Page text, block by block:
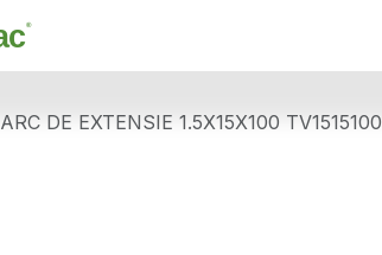
ARC DE EXTENSIE 1.5X15X100 TV1515100